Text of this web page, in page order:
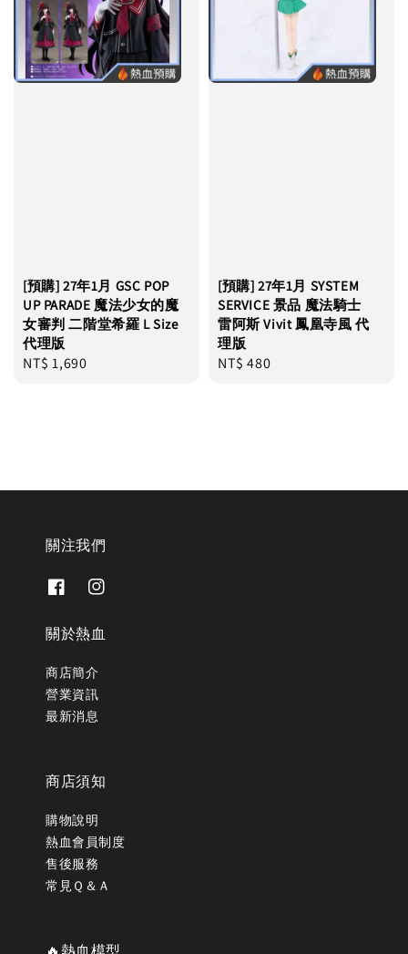
[預購] 27年1月 GSC POP
UP PARADE 魔法少女的魔
女審判 二階堂希羅 L Size
代理版
Regular
NT$ 1,690
[預購] 27年1月 SYSTEM
SERVICE 景品 魔法騎士
雷阿斯 Vivit 鳳凰寺風 代
理版
Regular
NT$ 480
關注我們
關於熱血
商店簡介
營業資訊
最新消息
商店須知
購物說明
熱血會員制度
售後服務
常見Ｑ＆Ａ